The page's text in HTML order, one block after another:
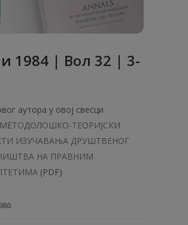
1984 | Вол 32 | 3-
аутора у овој свесци
ТЕОРИЈСКИ
ИЗУЧАВАЊА ДРУШТВЕНОГ
НА ПРАВНИМ
(PDF)